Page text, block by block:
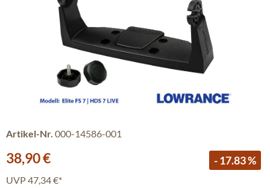
Artikel-Nr. 000-14586-001
Verkaufspreis:
38,90 € - 17.83 %
UVP47,34 €*